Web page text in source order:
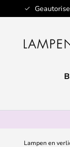
Ga
naar
inhoud
Lampen en